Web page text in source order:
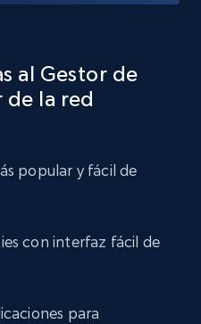
al Gestor de
de la red
popular y fácil de
con interfaz fácil de
para